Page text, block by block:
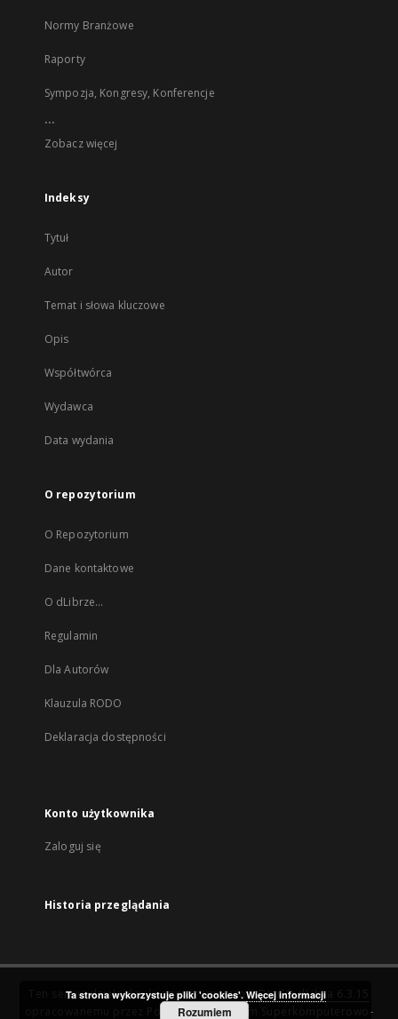
Normy Branżowe
Raporty
Sympozja, Kongresy, Konferencje
...
Zobacz więcej
Indeksy
Tytuł
Autor
Temat i słowa kluczowe
Opis
Współtwórca
Wydawca
Data wydania
O repozytorium
O Repozytorium
Dane kontaktowe
O dLibrze...
Regulamin
Dla Autorów
Klauzula RODO
Deklaracja dostępności
Konto użytkownika
Zaloguj się
Historia przeglądania
Ten serwis działa dzięki oprogramowaniuDInGO dLibra 6.3.15
Poznańskie Centrum Superkomputerowo-
Ta strona wykorzystuje pliki 'cookies'. Więcej informacji
Rozumiem